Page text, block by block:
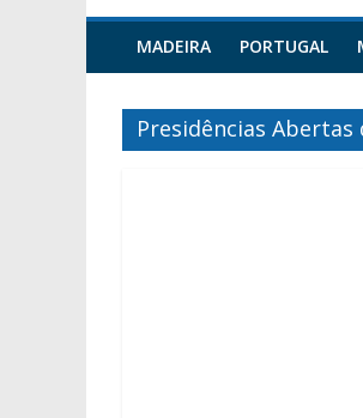
MADEIRA PORTUGAL
Presidências